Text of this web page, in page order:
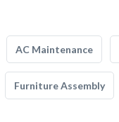
AC Maintenance
Furniture Assembly